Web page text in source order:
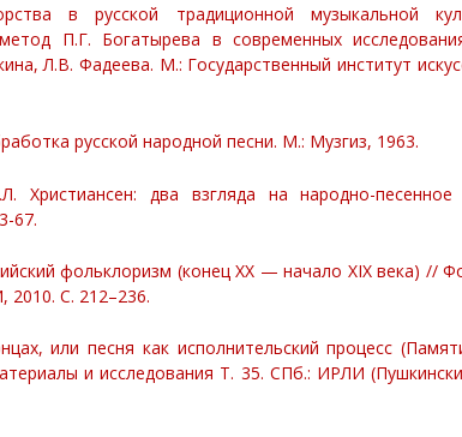
в русской традиционной музыкальной
метод П.Г. Богатырева в современных
Л.В. Фадеева. М.: Государственный институт
русской народной песни. М.: Музгиз, 1963.
Христиансен: два взгляда на народно-
67.
фольклоризм (конец ХХ — начало ХIХ века) //
С. 212–236.
или песня как исполнительский процесс
и исследования Т. 35. СПб.: ИРЛИ